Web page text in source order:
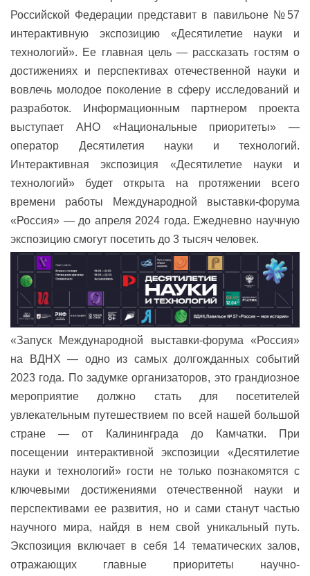
Российской Федерации представит в павильоне №57
интерактивную экспозицию «Десятилетие науки и
технологий». Ее главная цель — рассказать гостям о
достижениях и перспективах отечественной науки и
вовлечь молодое поколение в сферу исследований и
разработок. Информационным партнером проекта
выступает АНО «Национальные приоритеты» —
оператор Десятилетия науки и технологий.
Интерактивная экспозиция «Десятилетие науки и
технологий» будет открыта на протяжении всего
времени работы Международной выставки-форума
«Россия» — до апреля 2024 года. Ежедневно научную
экспозицию смогут посетить до 3 тысяч человек.
«Запуск Международной выставки-форума «Россия»
на ВДНХ — одно из самых долгожданных событий
2023 года. По задумке организаторов, это грандиозное
мероприятие должно стать для посетителей
увлекательным путешествием по всей нашей большой
стране — от Калининграда до Камчатки. При
посещении интерактивной экспозиции «Десятилетие
науки и технологий» гости не только познакомятся с
ключевыми достижениями отечественной науки и
перспективами ее развития, но и сами станут частью
научного мира, найдя в нем свой уникальный путь.
Экспозиция включает в себя 14 тематических залов,
отражающих главные приоритеты научно-